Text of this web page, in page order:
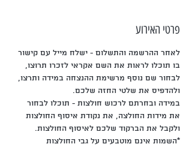
פרטי האירוע
לאחר ההרשמה והתשלום - ישלח מייל עם קישור
בו תוכלו לראות את השם אקראי לזכרו תרוצו,
לבחור שם נוסף מרשימת ההנצחה במידה ותרצו,
ולהדפיס את שלטי החזה שלכם.
במידה ובחרתם לרכוש חולצות - תוכלו לבחור
את מידות החולצה, את נקודת איסוף החולצות
ולקבל את הברקוד שלכם לאיסוף החולצות.
*השמות אינם מוטבעים על גבי החולצות